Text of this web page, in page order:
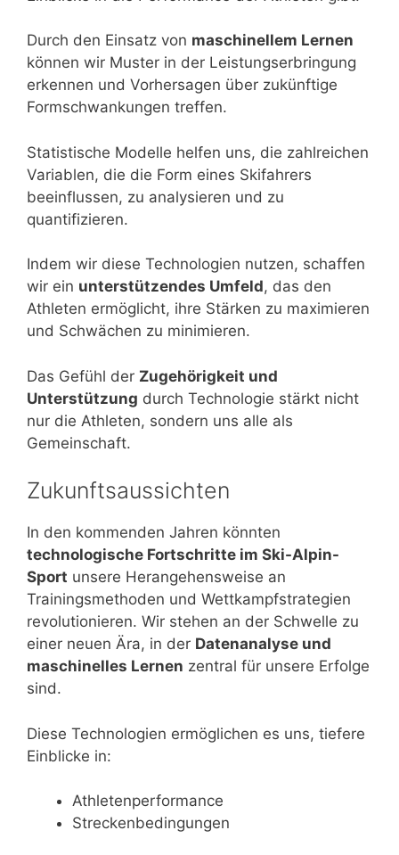
Durch den Einsatz von maschinellem Lernen
können wir Muster in der Leistungserbringung
erkennen und Vorhersagen über zukünftige
Formschwankungen treffen.
Statistische Modelle helfen uns, die zahlreichen
Variablen, die die Form eines Skifahrers
beeinflussen, zu analysieren und zu
quantifizieren.
Indem wir diese Technologien nutzen, schaffen
wir ein unterstützendes Umfeld, das den
Athleten ermöglicht, ihre Stärken zu maximieren
und Schwächen zu minimieren.
Das Gefühl der Zugehörigkeit und
Unterstützung durch Technologie stärkt nicht
nur die Athleten, sondern uns alle als
Gemeinschaft.
Zukunftsaussichten
In den kommenden Jahren könnten
technologische Fortschritte im Ski-Alpin-
Sport unsere Herangehensweise an
Trainingsmethoden und Wettkampfstrategien
revolutionieren. Wir stehen an der Schwelle zu
einer neuen Ära, in der Datenanalyse und
maschinelles Lernen zentral für unsere Erfolge
sind.
Diese Technologien ermöglichen es uns, tiefere
Einblicke in:
Athletenperformance
Streckenbedingungen